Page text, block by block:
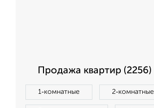
Продажа квартир (2256)
1‑комнатные 2‑комнатные